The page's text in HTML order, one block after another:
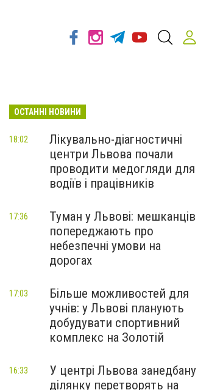
ОСТАННІ НОВИНИ
Лікувально-діагностичні
центри Львова почали
проводити медогляди для
водіїв і працівників
18:02
Туман у Львові: мешканців
попереджають про
небезпечні умови на
дорогах
17:36
Більше можливостей для
учнів: у Львові планують
добудувати спортивний
комплекс на Золотій
17:03
У центрі Львова занедбану
ділянку перетворять на
16:33